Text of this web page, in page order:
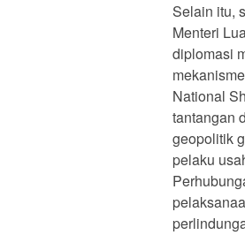
Selain itu,
Menteri
diplomasi
National
tantangan
geopolitik
pelaku